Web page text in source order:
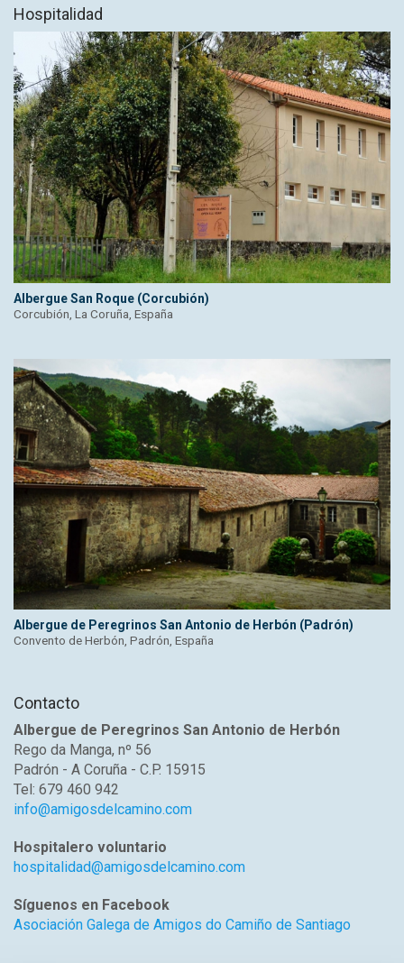
Hospitalidad
Albergue San Roque (Corcubión)
Corcubión, La Coruña, España
Albergue de Peregrinos San Antonio de Herbón (Padrón)
Convento de Herbón, Padrón, España
Contacto
Albergue de Peregrinos San Antonio de Herbón
Rego da Manga, nº 56
Padrón - A Coruña - C.P. 15915
Tel: 679 460 942
info@amigosdelcamino.com
Hospitalero voluntario
hospitalidad@amigosdelcamino.com
Síguenos en Facebook
Asociación Galega de Amigos do Camiño de Santiago